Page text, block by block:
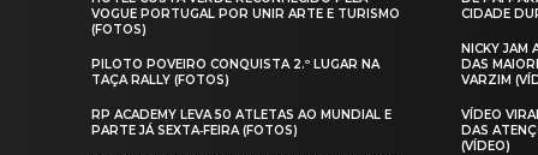
VOGUE PORTUGAL POR UNIR ARTE E TURISMO
(FOTOS)
PILOTO POVEIRO CONQUISTA 2.º LUGAR NA
TAÇA RALLY (FOTOS)
RP ACADEMY LEVA 50 ATLETAS AO MUNDIAL E
PARTE JÁ SEXTA‑FEIRA (FOTOS)
CIDADE
NICKY JAM
DAS
VARZIM
VÍDEO
DAS
(VÍDEO)